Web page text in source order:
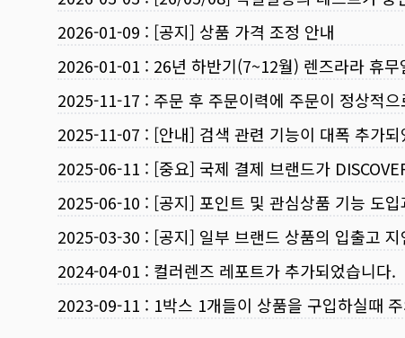
2026-01-09 : [공지] 상품 가격 조정 안내
2026-01-01 : 26년 하반기(7~12월) 렌즈라라 휴무
2025-11-17 : 주문 후 주문이력에 주문이 정상적
2025-11-07 : [안내] 검색 관련 기능이 대폭 추가되
2025-06-11 : [중요] 국제 결제 브랜드가
2025-06-10 : [공지] 포인트 및 관심상품 기능 도
2025-03-30 : [공지] 일부 브랜드 상품의 입출고
2024-04-01 : 컬러렌즈 레포트가 추가되었습니다.
2023-09-11 : 1박스 1개들이 상품을 구입하실때